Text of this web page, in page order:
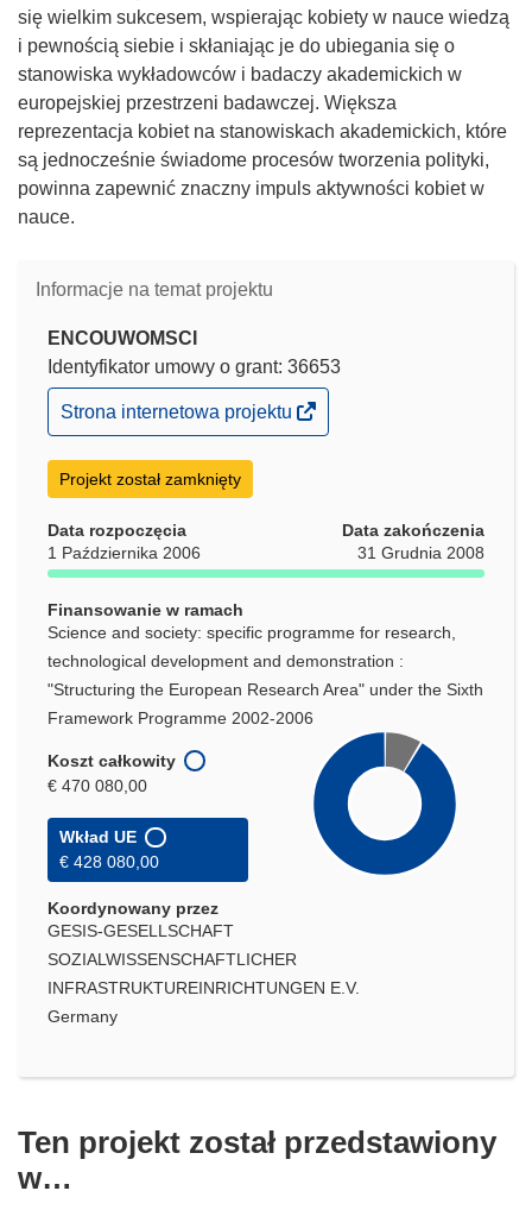
się wielkim sukcesem, wspierając kobiety w nauce wiedzą
i pewnością siebie i skłaniając je do ubiegania się o
stanowiska wykładowców i badaczy akademickich w
europejskiej przestrzeni badawczej. Większa
reprezentacja kobiet na stanowiskach akademickich, które
są jednocześnie świadome procesów tworzenia polityki,
powinna zapewnić znaczny impuls aktywności kobiet w
nauce.
Informacje na temat projektu
ENCOUWOMSCI
Identyfikator umowy o grant: 36653
(odnośnik
otworzy
w
nowym
Strona internetowa projektu
Projekt został zamknięty
Data rozpoczęcia
1 Października 2006
Data zakończenia
31 Grudnia 2008
Finansowanie w ramach
Science and society: specific programme for research,
technological development and demonstration :
"Structuring the European Research Area" under the Sixth
Framework Programme 2002-2006
Koszt całkowity
€ 470 080,00
Wkład UE
€ 428 080,00
Koordynowany przez
GESIS-GESELLSCHAFT
SOZIALWISSENSCHAFTLICHER
INFRASTRUKTUREINRICHTUNGEN E.V.
Germany
Ten projekt został przedstawiony
w…